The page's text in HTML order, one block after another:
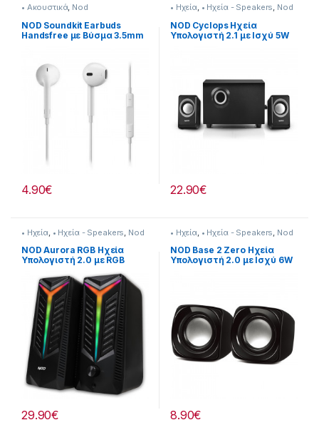
• Ακουστικά, Nod
NOD Soundkit Earbuds
Handsfree με Βύσμα 3.5mm
4.90€
• Ηχεία, • Ηχεία - Speakers, Nod
NOD Cyclops Ηχεία
Υπολογιστή 2.1 με Ισχύ 5W
22.90€
• Ηχεία • Ηχεία - Speakers Nod
NOD Aurora RGB Ηχεία
Υπολογιστή 2.0 με RGB
Φωτισμό και Ισχύ 16W σε
Μαύρο Χρώμα
29.90€
• Ηχεία • Ηχεία - Speakers Nod
NOD Base 2 Zero Ηχεία
Υπολογιστή 2.0 με Ισχύ 6W
8.90€